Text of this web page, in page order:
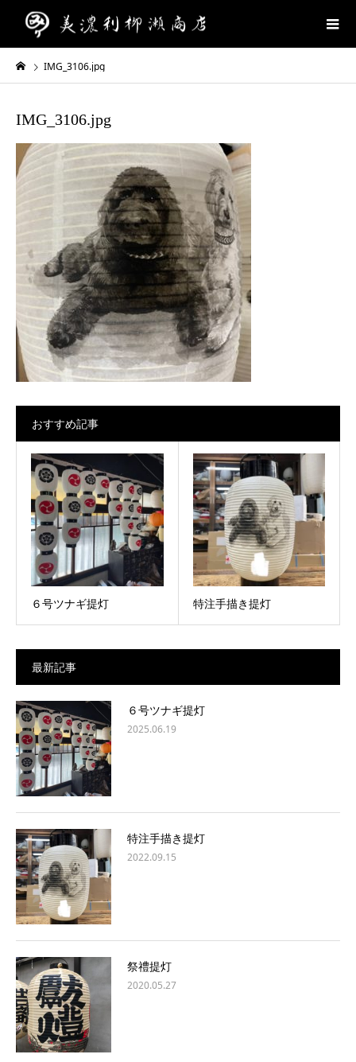
IMG_3106.jpg
IMG_3106.jpg
おすすめ記事
６号ツナギ提灯 特注手描き提灯
最新記事
６号ツナギ提灯
2025.06.19
特注手描き提灯
2022.09.15
祭禮提灯
2020.05.27